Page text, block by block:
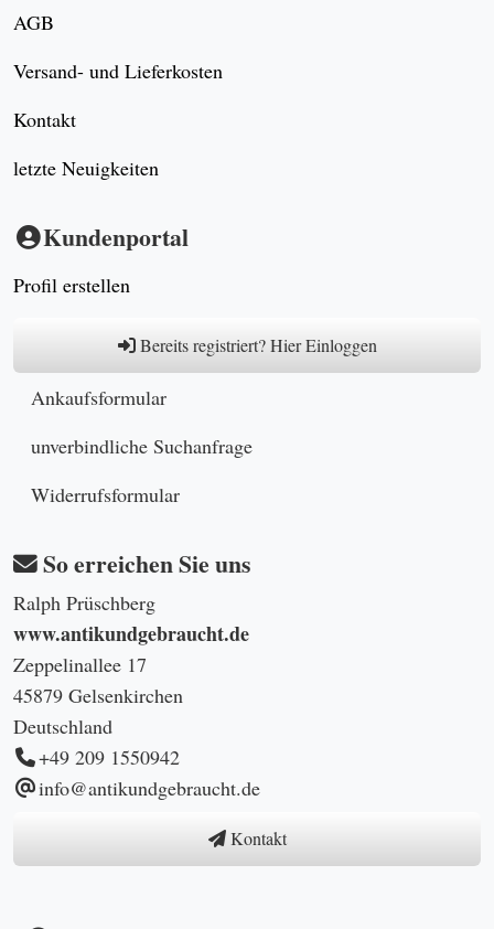
AGB
Versand- und Lieferkosten
Kontakt
letzte Neuigkeiten
Kundenportal
Profil erstellen
Bereits registriert? Hier Einloggen
Ankaufsformular
unverbindliche Suchanfrage
Widerrufsformular
So erreichen Sie uns
Ralph Prüschberg
www.antikundgebraucht.de
Zeppelinallee 17
45879 Gelsenkirchen
Deutschland
+49 209 1550942
info@antikundgebraucht.de
Kontakt